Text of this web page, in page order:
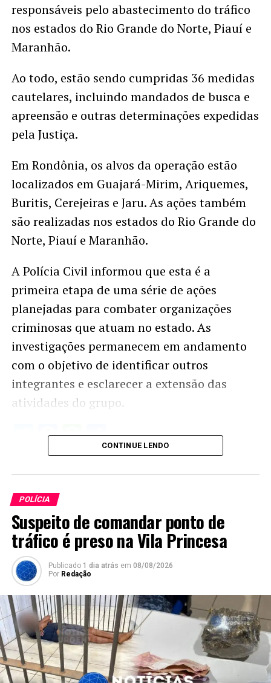
responsáveis pelo abastecimento do tráfico
nos estados do Rio Grande do Norte, Piauí e
Maranhão.
Ao todo, estão sendo cumpridas 36 medidas
cautelares, incluindo mandados de busca e
apreensão e outras determinações expedidas
pela Justiça.
Em Rondônia, os alvos da operação estão
localizados em Guajará-Mirim, Ariquemes,
Buritis, Cerejeiras e Jaru. As ações também
são realizadas nos estados do Rio Grande do
Norte, Piauí e Maranhão.
A Polícia Civil informou que esta é a
primeira etapa de uma série de ações
planejadas para combater organizações
criminosas que atuam no estado. As
investigações permanecem em andamento
com o objetivo de identificar outros
integrantes e esclarecer a extensão das
atividades do grupo.
Twitter
Facebook
WhatsApp
Share
CONTINUE LENDO
POLÍCIA
Suspeito de comandar ponto de
tráfico é preso na Vila Princesa
Publicado 1 dia atrás em 08/08/2026
Por Redação